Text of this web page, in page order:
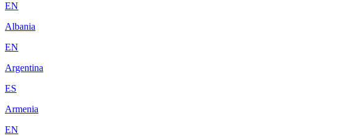
EN
Albania
EN
Argentina
ES
Armenia
EN